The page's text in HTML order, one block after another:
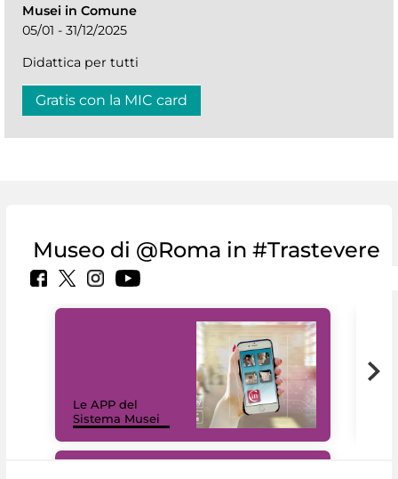
Musei in Comune
05/01 - 31/12/2025
Didattica per tutti
Gratis con la MIC card
Museo di @Roma in #Trastevere
Le APP del
Sistema Musei